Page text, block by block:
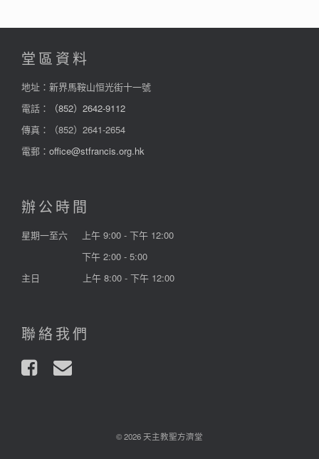
堂區資料
地址：新界馬鞍山恒光街十一號
電話：
（852）2642-9112
傳真：（852）2641-2654
電郵： office@stfrancis.org.hk
辦公時間
星期一至六
上午 9:00 - 下午 12:00
下午 2:00 - 5:00
主日
上午 8:00 - 下午 12:00
聯絡我們
© 2026 天主教聖方濟堂